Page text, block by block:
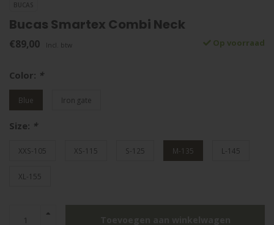
BUCAS
Bucas Smartex Combi Neck
€89,00 Incl. btw Op voorraad
Color: *
Blue Iron gate
Size: *
XXS-105 XS-115 S-125 M-135 L-145
XL-155